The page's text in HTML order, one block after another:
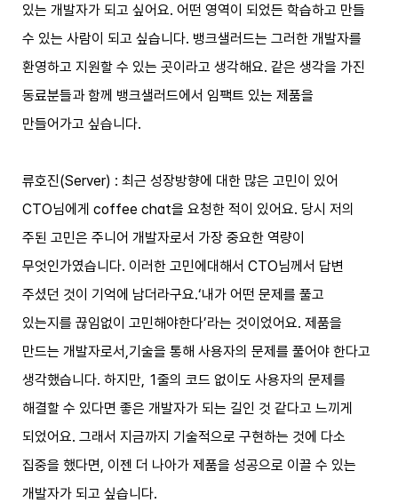
있는 개발자가 되고 싶어요. 어떤 영역이 되었든 학습하고 만들
수 있는 사람이 되고 싶습니다. 뱅크샐러드는 그러한 개발자를
환영하고 지원할 수 있는 곳이라고 생각해요. 같은 생각을 가진
동료분들과 함께 뱅크샐러드에서 임팩트 있는 제품을
만들어가고 싶습니다.
류호진(Server) : 최근 성장방향에 대한 많은 고민이 있어
CTO님에게 coffee chat을 요청한 적이 있어요. 당시 저의
주된 고민은 주니어 개발자로서 가장 중요한 역량이
무엇인가였습니다. 이러한 고민에대해서 CTO님께서 답변
주셨던 것이 기억에 남더라구요.‘내가 어떤 문제를 풀고
있는지를 끊임없이 고민해야한다’라는 것이었어요. 제품을
만드는 개발자로서,기술을 통해 사용자의 문제를 풀어야 한다고
생각했습니다. 하지만, 1줄의 코드 없이도 사용자의 문제를
해결할 수 있다면 좋은 개발자가 되는 길인 것 같다고 느끼게
되었어요. 그래서 지금까지 기술적으로 구현하는 것에 다소
집중을 했다면, 이젠 더 나아가 제품을 성공으로 이끌 수 있는
개발자가 되고 싶습니다.